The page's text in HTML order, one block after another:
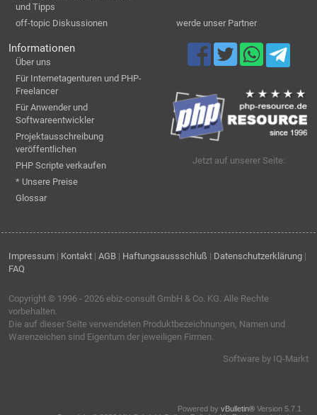
und Tipps
off-topic Diskussionen
werde unser Partner
Informationen
Über uns
Für Internetagenturen und PHP-
Freelancer
Für Anwender und
Softwareentwickler
Projektausschreibung
veröffentlichen
PHP Scripte verkaufen
* Unsere Preise
Glossar
Jetzt auf unserer Seite:
Impressum | Kontakt | AGB | Haftungsaussschluß | Datenschutzerklärung |
FAQ
Copyright © 1996 - 2026 ebiz-consult GmbH & Co. KG. Alle Rechte
vorbehalten.
Die auf dieser Seite verwendeten Produktbezeichnungen, Namen und
Warenzeichen sind Eigentum der jeweiligen Firmen.
Software by IQ-Markt
Powered by vBulletin® Version 5.7.1